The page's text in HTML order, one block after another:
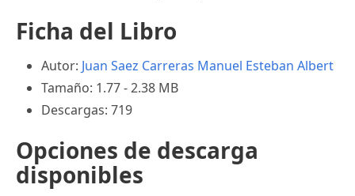
Ficha del Libro
Autor: Juan Saez Carreras Manuel Esteban Albert
Tamaño: 1.77 - 2.38 MB
Descargas: 719
Opciones de descarga
disponibles